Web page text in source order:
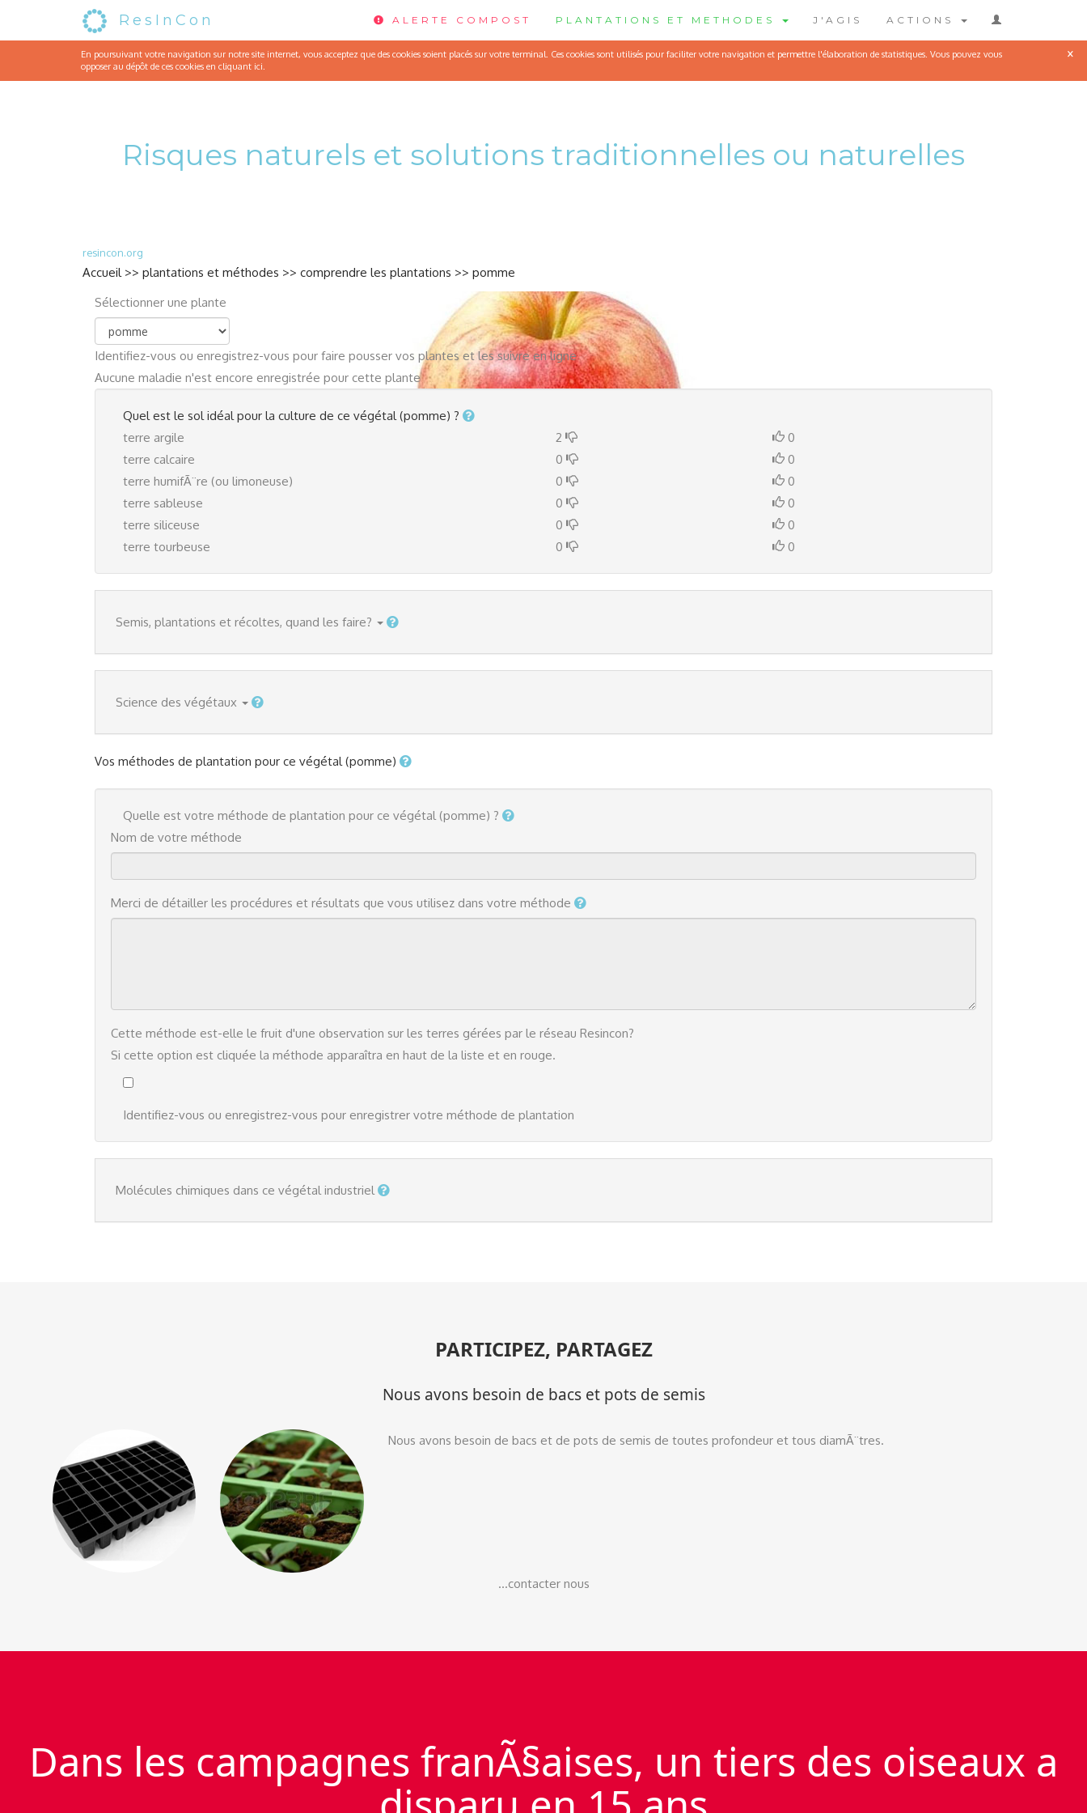
ResInCon ALERTE COMPOST PLANTATIONS ET METHODES J'AGIS ACTIONS
En poursuivant votre navigation sur notre site internet, vous acceptez que des cookies soient placés sur votre terminal. Ces cookies sont utilisés pour faciliter votre navigation et permettre l'élaboration de statistiques. Vous pouvez vous
opposer au dépôt de ces cookies en cliquant ici.
×
C'est le mois de faire les semis: chicorÃ©e frisÃ©e de ruffec
Risques naturels et solutions traditionnelles ou naturelles
resincon.org
Accueil>> plantations et méthodes >> comprendre les plantations >> pomme
Sélectionner une plante
Identifiez-vous ou enregistrez-vous pour faire pousser vos plantes et les suivre en ligne
Aucune maladie n'est encore enregistrée pour cette plante
Quel est le sol idéal pour la culture de ce végétal (pomme) ?
terre argile
2
0
terre calcaire
0
0
terre humifÃ¨re (ou limoneuse)
0
0
terre sableuse
0
0
terre siliceuse
0
0
terre tourbeuse
0 0
Semis, plantations et récoltes, quand les faire?
Science des végétaux
Vos méthodes de plantation pour ce végétal (pomme)
Quelle est votre méthode de plantation pour ce végétal (pomme) ?
Nom de votre méthode
Merci de détailler les procédures et résultats que vous utilisez dans votre méthode
Cette méthode est-elle le fruit d'une observation sur les terres gérées par le réseau Resincon?
Si cette option est cliquée la méthode apparaîtra en haut de la liste et en rouge.
Identifiez-vous ou enregistrez-vous pour enregistrer votre méthode de plantation
Molécules chimiques dans ce végétal industriel
PARTICIPEZ, PARTAGEZ
Nous avons besoin de bacs et pots de semis
Nous avons besoin de bacs et de pots de semis de toutes profondeur et tous diamÃ¨tres.
...contacter nous
Dans les campagnes franÃ§aises, un tiers des oiseaux a